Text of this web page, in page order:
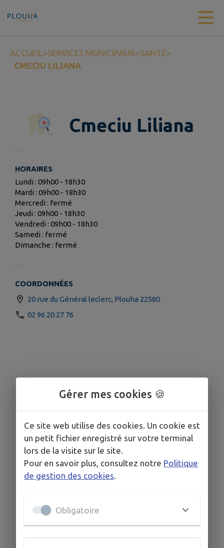
Contenu
ACCUEIL>SERVICES MUNICIPAUX>SANTÉ>
CMECIU LILIANA
Cmeciu Liliana
HORAIRES
Lundi : 09h00 - 18h30
Mardi : 09h00 - 18h30
Mercredi : fermé
Jeudi : 09h00 - 18h30
Vendredi : 09h00 - 18h30
Samedi : fermé
Dimanche : fermé
COORDONNÉES
20 rue du Général leclerc, Plouha 22580
02 96 20 27 76
Gérer mes cookies 🍪
Ce site web utilise des cookies. Un cookie est
un petit fichier enregistré sur votre terminal
lors de la visite sur le site.
Pour en savoir plus, consultez notre Politique
de gestion des cookies.
Obligatoire